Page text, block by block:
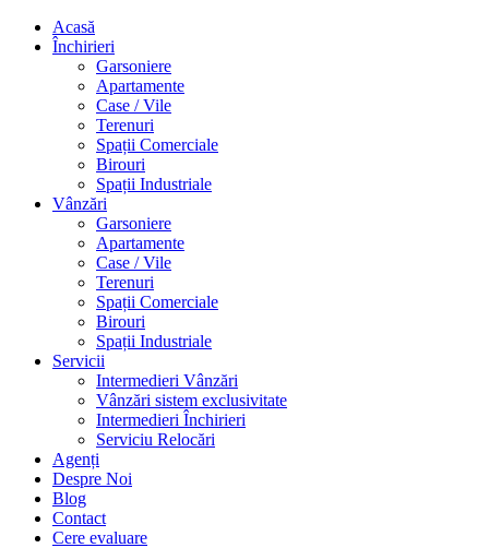
Acasă
Închirieri
Garsoniere
Apartamente
Case / Vile
Terenuri
Spații Comerciale
Birouri
Spații Industriale
Vânzări
Garsoniere
Apartamente
Case / Vile
Terenuri
Spații Comerciale
Birouri
Spații Industriale
Servicii
Intermedieri Vânzări
Vânzări sistem exclusivitate
Intermedieri Închirieri
Serviciu Relocări
Agenți
Despre Noi
Blog
Contact
Cere evaluare